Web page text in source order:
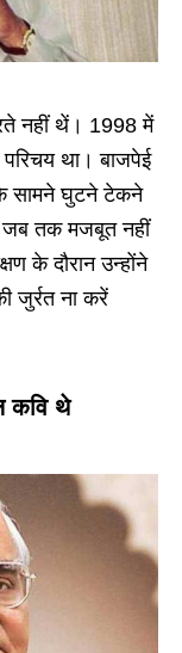
नहीं थें। 1998 में
था। बाजपेई
सामने घुटने टेकने
जब तक मजबूत नहीं
के दौरान उन्होंने
जुर्रत ना करें
कवि थे